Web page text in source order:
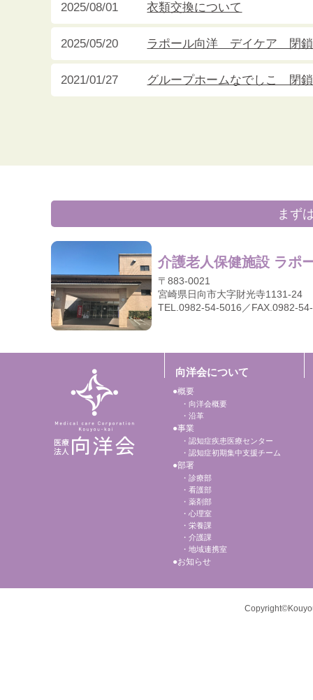
2025/08/01 衣類交換について
2025/05/20 ラポール向洋 デイケア 閉鎖
2021/01/27 グループホームなでしこ 閉
まず
介護老人保健施設 ラポ
〒883-0021
宮崎県日向市大字財光寺1131-24
TEL.0982-54-5016／FAX.0982-
向洋会について
概要
向洋会概要
沿革
事業
認知症疾患医療センター
認知症初期集中支援チーム
部署
診療部
看護部
薬剤部
心理室
栄養課
介護課
地域連携室
お知らせ